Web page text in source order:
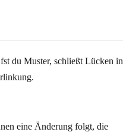
du Muster, schließt Lücken in
eine Änderung folgt, die